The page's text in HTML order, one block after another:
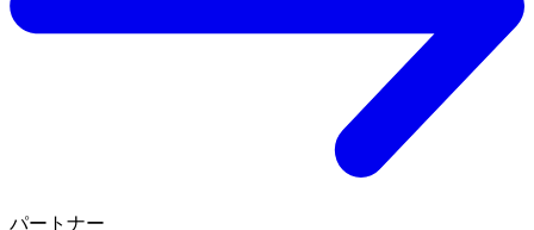
パートナー